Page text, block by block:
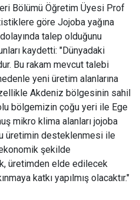
Bölümü Öğretim Üyesi Prof
göre Jojoba yağına
talep olduğunu
kaydetti: "Dünyadaki
Bu rakam mevcut talebi
yeni üretim alanlarına
Akdeniz bölgesinin sahil
bölgemizin çoğu yeri ile Ege
mikro klima alanları jojoba
üretimin desteklenmesi ile
şekilde
üretimden elde edilecek
katkı yapılmış olacaktır."